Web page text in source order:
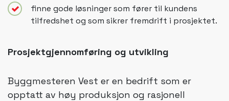
finne gode løsninger som fører til kundens
tilfredshet og som sikrer fremdrift i prosjektet.
Prosjektgjennomføring og utvikling
Byggmesteren Vest er en bedrift som er
opptatt av høy produksjon og rasjonell